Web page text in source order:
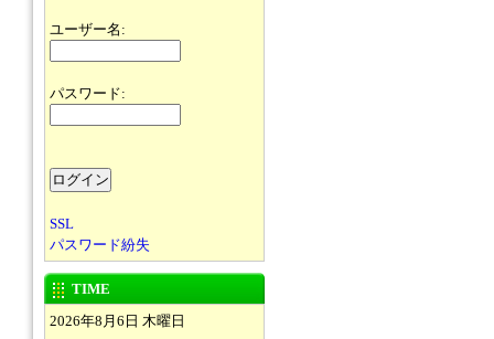
ユーザー名:
パスワード:
SSL
パスワード紛失
TIME
2026年8月6日 木曜日